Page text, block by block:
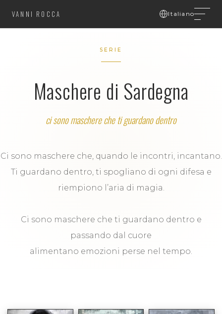
VANNI ROCCA Italiano
SERIE
Maschere di Sardegna
ci sono maschere che ti guardano dentro
Ci sono maschere che, quando le incontri, incantano.
Ti guardano dentro, ti spogliano di ogni difesa e
riempiono l’aria di magia.
Ci sono maschere che ti guardano dentro e
passando dal cuore
alimentano emozioni perse nel tempo.